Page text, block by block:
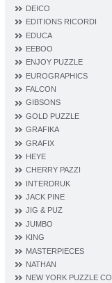
DEICO
EDITIONS RICORDI
EDUCA
EEBOO
ENJOY PUZZLE
EUROGRAPHICS
FALCON
GIBSONS
GOLD PUZZLE
GRAFIKA
GRAFIX
HEYE
CHERRY PAZZI
INTERDRUK
JACK PINE
JIG & PUZ
JUMBO
KING
MASTERPIECES
NATHAN
NEW YORK PUZZLE CO.